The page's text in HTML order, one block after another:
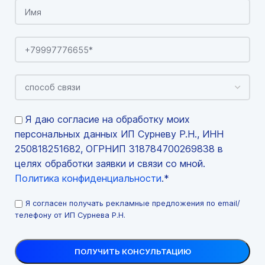
Я даю согласие на обработку моих
персональных данных ИП Сурневу Р.Н., ИНН
250818251682, ОГРНИП 318784700269838 в
целях обработки заявки и связи со мной.
Политика конфиденциальности.*
Я согласен получать рекламные предложения по email/
телефону от ИП Сурнева Р.Н.